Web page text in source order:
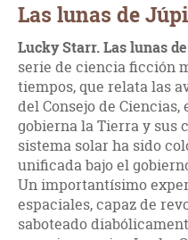
Las lunas de
Lucky Starr. Las lunas
serie de ciencia ficción
tiempos, que relata las
del Consejo de
gobierna la Tierra y sus
sistema solar ha sido
unificada bajo el
Un importantísimo
espaciales, capaz de
saboteado